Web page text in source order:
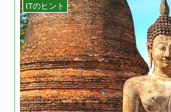
ITのヒント